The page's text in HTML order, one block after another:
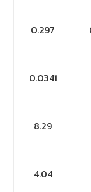
0.297
0.0341
8.29
4.04